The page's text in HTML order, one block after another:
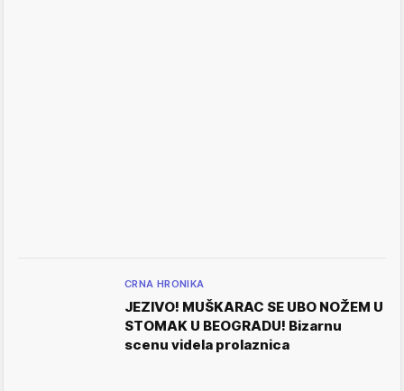
CRNA HRONIKA
JEZIVO! MUŠKARAC SE UBO NOŽEM U
STOMAK U BEOGRADU! Bizarnu
scenu videla prolaznica